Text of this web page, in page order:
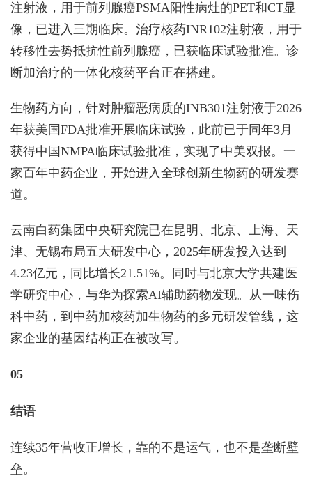
注射液，用于前列腺癌PSMA阳性病灶的PET和CT显
像，已进入三期临床。治疗核药INR102注射液，用于
转移性去势抵抗性前列腺癌，已获临床试验批准。诊
断加治疗的一体化核药平台正在搭建。
生物药方向，针对肿瘤恶病质的INB301注射液于2026
年获美国FDA批准开展临床试验，此前已于同年3月
获得中国NMPA临床试验批准，实现了中美双报。一
家百年中药企业，开始进入全球创新生物药的研发赛
道。
云南白药集团中央研究院已在昆明、北京、上海、天
津、无锡布局五大研发中心，2025年研发投入达到
4.23亿元，同比增长21.51%。同时与北京大学共建医
学研究中心，与华为探索AI辅助药物发现。从一味伤
科中药，到中药加核药加生物药的多元研发管线，这
家企业的基因结构正在被改写。
05
结语
连续35年营收正增长，靠的不是运气，也不是垄断壁
垒。